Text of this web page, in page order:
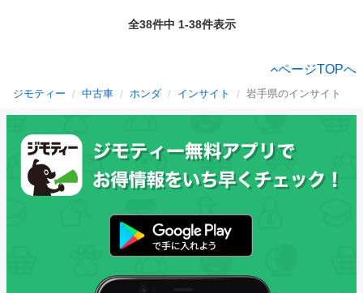
全38件中 1-38件表示
ページTOPへ
ジモティー 中古車 ホンダ インサイト 岩手県のインサイト